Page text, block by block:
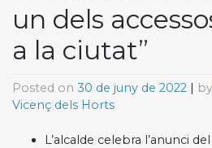
un dels
a la ciutat”
Posted on 30 de juny de 2022 | by
Vicenç dels Horts
L’alcalde celebra l’anunci